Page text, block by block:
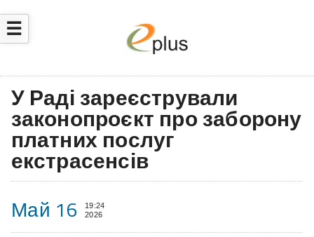
☰
У Раді зареєстрували
законопроєкт про заборону
платних послуг
екстрасенсів
Май 16
19:24
2026